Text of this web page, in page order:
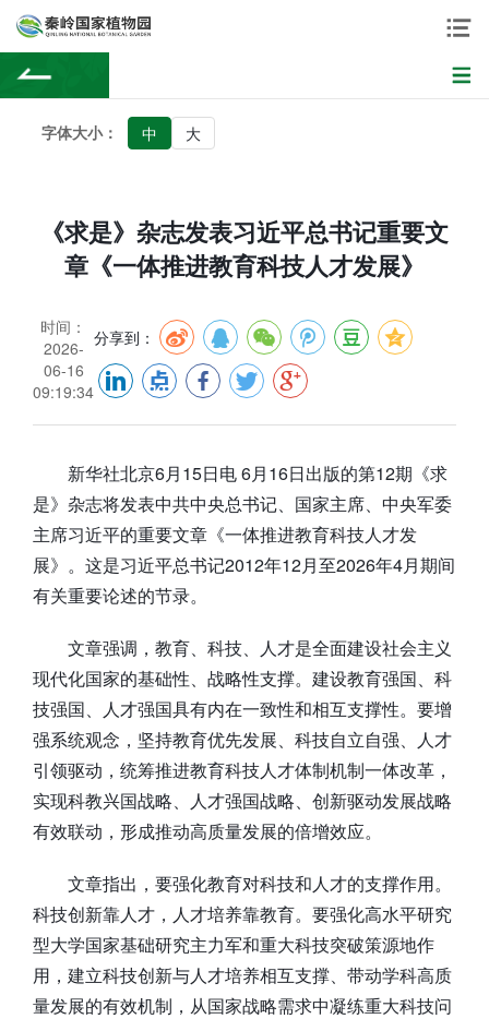
字体大小： 中 大
《求是》杂志发表习近平总书记重要文
章《一体推进教育科技人才发展》
时间：
2026-
06-16
09:19:34
分享到：
新华社北京6月15日电 6月16日出版的第12期《求
是》杂志将发表中共中央总书记、国家主席、中央军委
主席习近平的重要文章《一体推进教育科技人才发
展》。这是习近平总书记2012年12月至2026年4月期间
有关重要论述的节录。
文章强调，教育、科技、人才是全面建设社会主义
现代化国家的基础性、战略性支撑。建设教育强国、科
技强国、人才强国具有内在一致性和相互支撑性。要增
强系统观念，坚持教育优先发展、科技自立自强、人才
引领驱动，统筹推进教育科技人才体制机制一体改革，
实现科教兴国战略、人才强国战略、创新驱动发展战略
有效联动，形成推动高质量发展的倍增效应。
文章指出，要强化教育对科技和人才的支撑作用。
科技创新靠人才，人才培养靠教育。要强化高水平研究
型大学国家基础研究主力军和重大科技突破策源地作
用，建立科技创新与人才培养相互支撑、带动学科高质
量发展的有效机制，从国家战略需求中凝练重大科技问